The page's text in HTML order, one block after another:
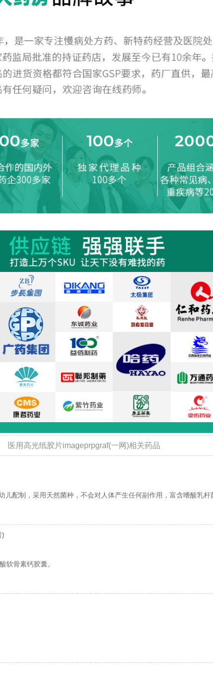
医用高光纸胶片imageprpgraf(一网)相关药品
儿配制，采用天然菌种，不会对人体产生任何副作用，富含嗜酸乳
)
软骨素钙胶囊。